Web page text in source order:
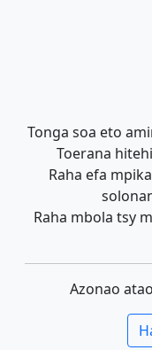
Tonga soa eto
Toerana
Raha efa
Raha mbola tsy
Azonao